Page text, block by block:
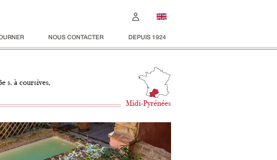
NOUS CONTACTER DEPUIS 1924
s. à coursives,
Midi-Pyrénées